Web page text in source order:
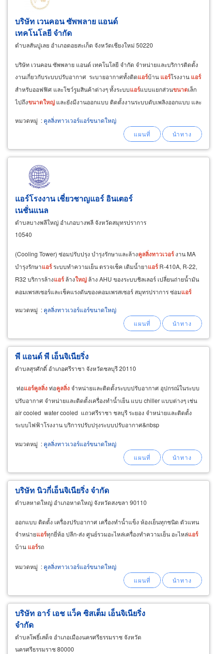
บริษัท เวนคอน ซัพพลาย แอนด์
เทคโนโลยี จำกัด
ตำบลสันปูเลย อำเภอดอยสะเก็ด จังหวัดเชียงใหม่ 50220
บริษัท เวนคอน ซัพพลาย แอนด์ เทคโนโลยี จำกัด จำหน่ายและบริการติดตั้ง
งานเกี่ยวกับระบบปรับอากาศ ระบายอากาศทั้งติดแอร์บ้าน แอร์โรงงาน แอร์
สำหรับออฟฟิศ และโชว์รูมสินค้าต่างๆ ทั้งระบบแอร์แบบแยกส่วนขนาดเล็ก
ไปถึงขนาดใหญ่ และยังมีงานออกแบบ ติดตั้งงานระบบดับเพลิงออกแบบ และ
หมวดหมู่ : คูลลิ่งทาวเวอร์แอร์ขนาดใหญ่
แอร์โรงงาน เชี่ยวชาญแอร์ อินเตอร์
เนชั่นแนล
ตำบลบางพลีใหญ่ อำเภอบางพลี จังหวัดสมุทรปราการ
10540
(Cooling Tower) ซ่อมปรับปรุง บำรุงรักษาและล้างคูลลิ่งทาวเวอร์งาน MA
บำรุงรักษาแอร์ระบบทำความเย็น ตรวจเช็ค เติมน้ำยาแอร์R-410A, R-22,
R32 บริการล้างแอร์ล้างใหญ่ ล้าง AHU ของระบบชิลเลอร์ เปลี่ยนถ่ายน้ำมัน
คอมเพรสเซอร์และเช็คแรงดันของคอมเพรสเซอร์ สมุทรปราการ ซ่อมแอร์
แอร์
หมวดหมู่ : คูลลิ่งทาวเวอร์แอร์ขนาดใหญ่
พี แอนด์ พี เอ็นจิเนียริ่ง
ตำบลสุรศักดิ์ อำเภอศรีราชา จังหวัดชลบุรี 20110
ท่อแอร์คูลลิ่งท่อคูลลิ่งจำหน่ายและติดตั้งระบบปรับอากาศ อุปกรณ์ในระบบ
ปรับอากาศ จำหน่ายและติดตั้งเครื่องทำน้ำเย็น แบบ chiller แบบต่างๆ เช่น
air cooled water cooled แถวศรีราชา ชลบุรี ระยอง จำหน่ายและติดตั้ง
ระบบไฟฟ้าโรงงาน บริการปรับปรุงระบบปรับอากาศ&nbsp
หมวดหมู่ : คูลลิ่งทาวเวอร์แอร์ขนาดใหญ่
บริษัท นิวกี่เอ็นจิเนียริ่ง จำกัด
ตำบลหาดใหญ่ อำเภอหาดใหญ่ จังหวัดสงขลา 90110
ออกแบบ ติดตั้ง เครื่องปรับอากาศ เครื่องทำน้ำแข็ง ห้องเย็นทุกชนิด ตัวแทน
จำหน่ายแอร์ทุกยี่ห้อ ปลีก-ส่ง ศูนย์รวมอะไหล่เครื่องทำความเย็น อะไหล่แอร์
บ้าน แอร์รถ
หมวดหมู่ : คูลลิ่งทาวเวอร์แอร์ขนาดใหญ่
บริษัท อาร์ เอช แว็ค ซิสเต็ม เอ็นจิเนียริ่ง
จำกัด
ตำบลโพธิ์เสด็จ อำเภอเมืองนครศรีธรรมราช จังหวัด
นครศรีธรรมราช 80000